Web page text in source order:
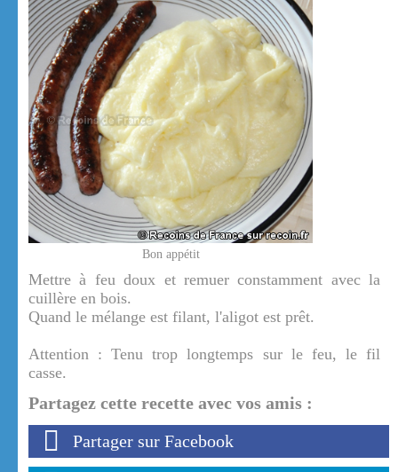
Bon appétit
Mettre à feu doux et remuer constamment avec la
cuillère en bois.
Quand le mélange est filant, l'aligot est prêt.
Attention : Tenu trop longtemps sur le feu, le fil
casse.
Partagez cette recette avec vos amis :
Partager sur Facebook